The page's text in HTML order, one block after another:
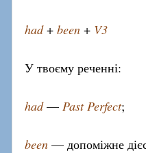
had+ been + V3
У твоєму реченні:
had— Past Perfect;
been — допоміжне